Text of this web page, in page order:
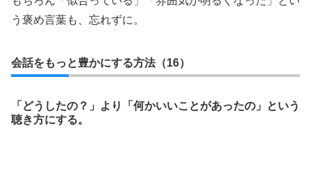
う褒め言葉も、忘れずに。
会話をもっと豊かにする方法（16）
「どうしたの？」より「何かいいことがあったの」という
聴き方にする。